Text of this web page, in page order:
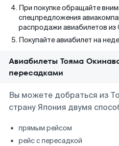
При покупке обращайте
спецпредложения
распродажи авиабилетов из
Покупайте авиабилет на
Авиабилеты Тояма
пересадками
Вы можете добраться из
страну Япония двумя
прямым рейсом
рейс с пересадкой